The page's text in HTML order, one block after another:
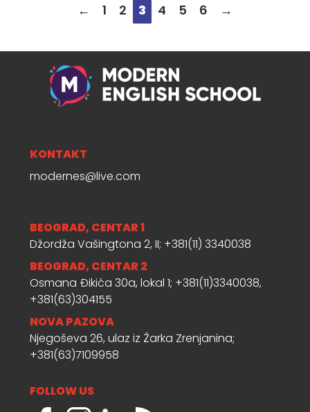
← 1 2 3 4 5 6 →
KONTAKT
modernes@live.com
BEOGRAD, CENTAR 1
Džordža Vašingtona 2, II; +381(11) 3340038
BEOGRAD, CENTAR 2
Osmana Đikića 30a, lokal 1; +381(11)3340038,
+381(63)304155
NOVA PAZOVA
Njegoševa 26, ulaz iz Žarka Zrenjanina;
+381(63)7109958
FOLLOW US